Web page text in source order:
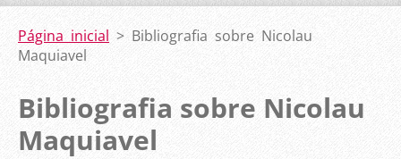
Página inicial > Bibliografia sobre Nicolau
Maquiavel
Bibliografia sobre Nicolau
Maquiavel